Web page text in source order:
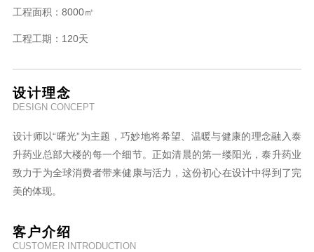
工程面积： 8000㎡
工程工期： 120天
设计理念
DESIGN CONCEPT
设计师以“曙光”为主题，巧妙地将希望、温暖与健康的理念融入泰
升药业总部大楼的每一个细节。正如清晨的第一缕阳光，泰升药业
致力于为全球消费者带来健康与活力，这份初心在设计中得到了完
美的体现。
客户介绍
CUSTOMER INTRODUCTION